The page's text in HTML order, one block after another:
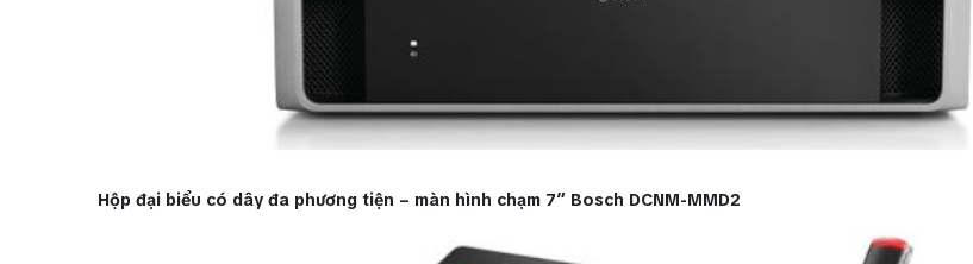
Hộp đại biểu có dây đa phương tiện – màn hình chạm 7″ Bosch DCNM-MMD2